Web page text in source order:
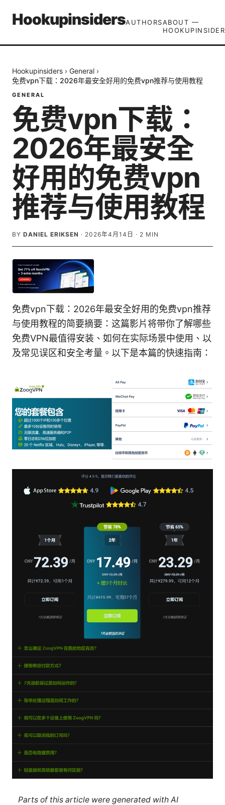
HookupinsidersAUTHORSABOUT —
Hookupinsiders › General ›
免费vpn下载：2026年最安全好用的免费vpn推荐与使用教程
GENERAL
免费vpn下载：
2026年最安全
好用的免费vpn
推荐与使用教程
BY DANIEL ERIKSEN · 2026年4月14日 · 2 MIN
免费vpn下载：2026年最安全好用的免费vpn推荐
与使用教程的简要摘要：这篇影片将带你了解哪些
免费VPN最值得安装、如何在实际场景中使用、以
及常见误区和安全考量。以下是本篇的快速指南：
Parts of this article were generated with AI